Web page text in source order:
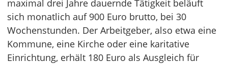
maximal drei Jahre dauernde Tätigkeit beläuft
sich monatlich auf 900 Euro brutto, bei 30
Wochenstunden. Der Arbeitgeber, also etwa eine
Kommune, eine Kirche oder eine karitative
Einrichtung, erhält 180 Euro als Ausgleich für